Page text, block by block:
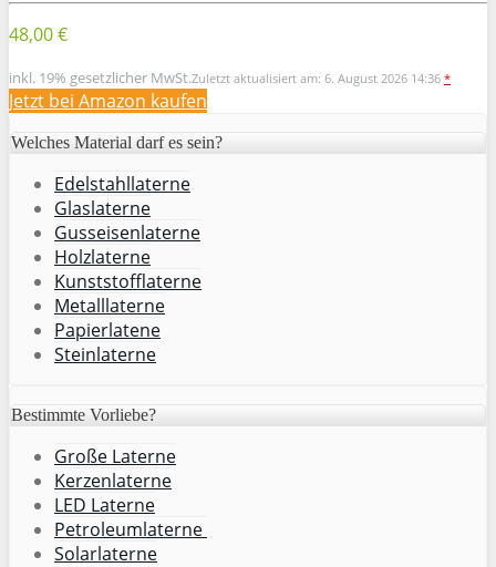
48,00 €
inkl. 19% gesetzlicher MwSt.Zuletzt aktualisiert am: 6. August 2026 14:36 *
Jetzt bei Amazon kaufen
Welches Material darf es sein?
Edelstahllaterne
Glaslaterne
Gusseisenlaterne
Holzlaterne
Kunststofflaterne
Metalllaterne
Papierlatene
Steinlaterne
Bestimmte Vorliebe?
Große Laterne
Kerzenlaterne
LED Laterne
Petroleumlaterne
Solarlaterne